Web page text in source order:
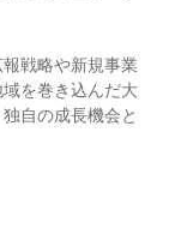
戦略や新規事業
を巻き込んだ大
自の成長機会と